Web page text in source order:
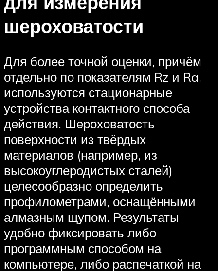
шероховатости
Для более точной оценки, причём
отдельно по показателям Rz и Ra,
используются стационарные
устройства контактного способа
действия. Шероховатость
поверхности из твёрдых
материалов (например, из
высокоуглеродистых сталей)
целесообразно определить
профилометрами, оснащёнными
алмазным щупом. Результаты
удобно фиксировать либо
программным способом на
компьютере, либо распечаткой на